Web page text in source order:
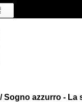
Sogno azzurro -